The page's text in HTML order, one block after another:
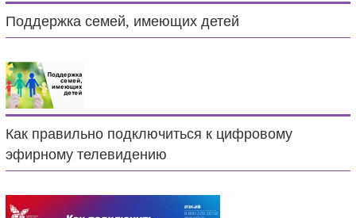
Поддержка семей, имеющих детей
Как правильно подключиться к цифровому
эфирному телевидению